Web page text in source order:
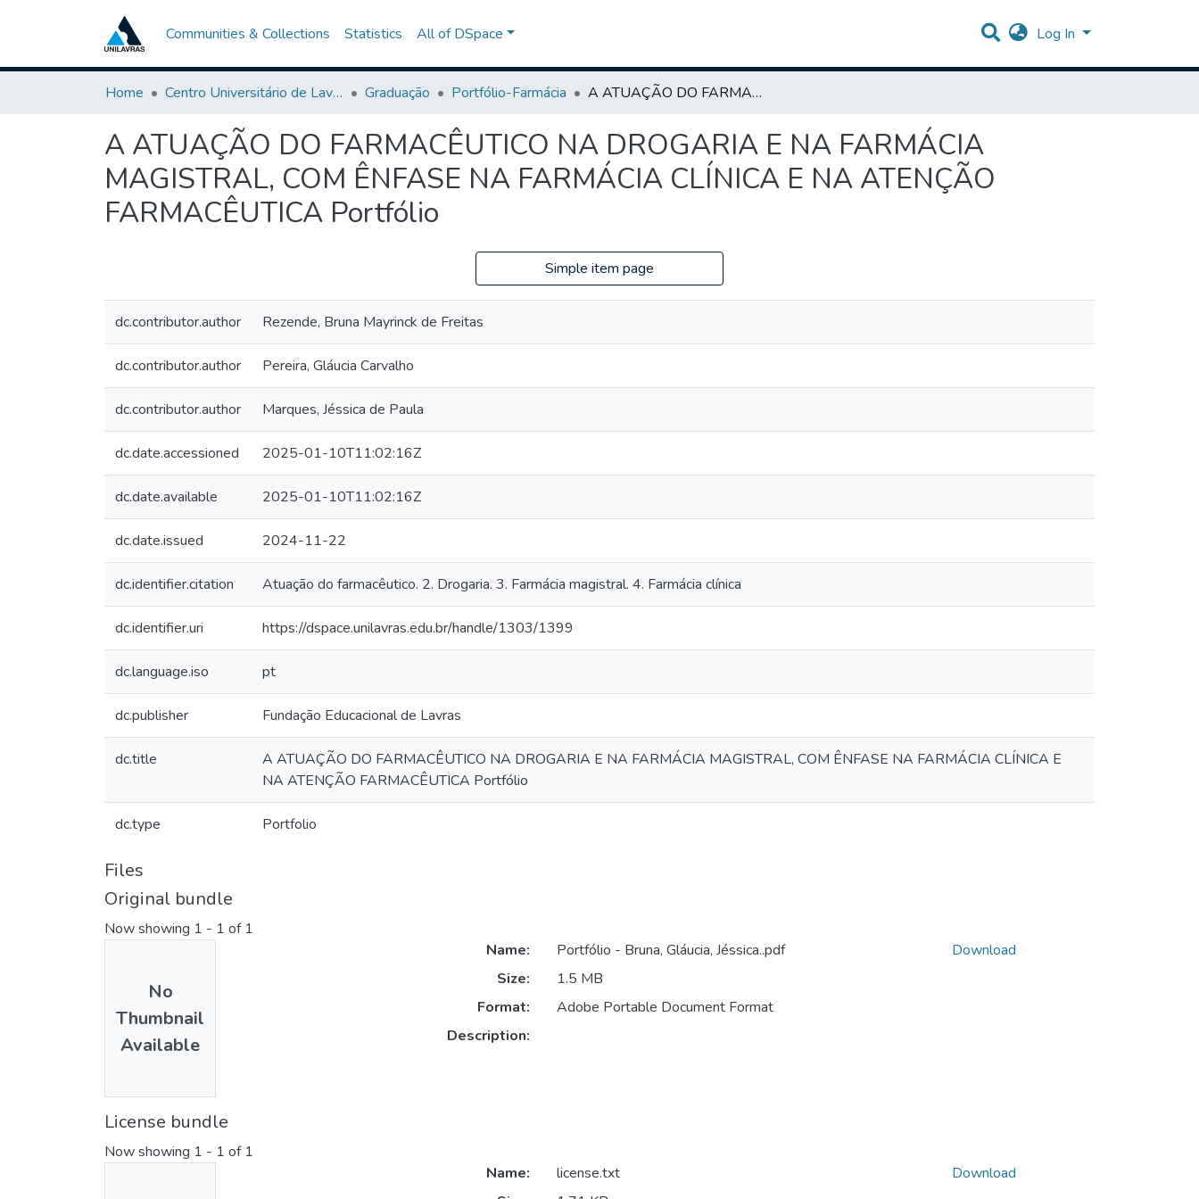
Communities & Collections Statistics All of DSpace Log In
Home Centro Universitário de Lavras-UNILAVRAS Graduação Portfólio-Farmácia A ATUAÇÃO DO FARMACÊUTICO NA DROGARIA E NA FARMÁCIA MAGISTRAL, COM ÊNFASE NA FARMÁCIA CLÍNICA E NA ATENÇÃO FARMACÊUTICA Portfólio
A ATUAÇÃO DO FARMACÊUTICO NA DROGARIA E NA FARMÁCIA
MAGISTRAL, COM ÊNFASE NA FARMÁCIA CLÍNICA E NA ATENÇÃO
FARMACÊUTICA Portfólio
Simple item page
dc.contributor.author Rezende, Bruna Mayrinck de Freitas
dc.contributor.author Pereira, Gláucia Carvalho
dc.contributor.author Marques, Jéssica de Paula
dc.date.accessioned 2025-01-10T11:02:16Z
dc.date.available 2025-01-10T11:02:16Z
dc.date.issued 2024-11-22
dc.identifier.citation Atuação do farmacêutico. 2. Drogaria. 3. Farmácia magistral. 4. Farmácia clínica
dc.identifier.uri https://dspace.unilavras.edu.br/handle/1303/1399
dc.language.iso pt
dc.publisher Fundação Educacional de Lavras
dc.title
A ATUAÇÃO DO FARMACÊUTICO NA DROGARIA E NA FARMÁCIA MAGISTRAL, COM ÊNFASE NA FARMÁCIA CLÍNICA E
NA ATENÇÃO FARMACÊUTICA Portfólio
dc.type Portfolio
Files
Original bundle
Now showing 1 - 1 of 1
No
Thumbnail
Available
Name:
Portfólio - Bruna, Gláucia, Jéssica..pdf
Size:
1.5 MB
Format:
Adobe Portable Document Format
Description:
Download
License bundle
Now showing 1 - 1 of 1
Name:
license.txt
Download